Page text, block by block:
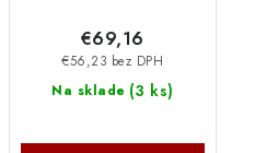
Na sklade (3 ks)
€56,23 bez DPH
€69,16